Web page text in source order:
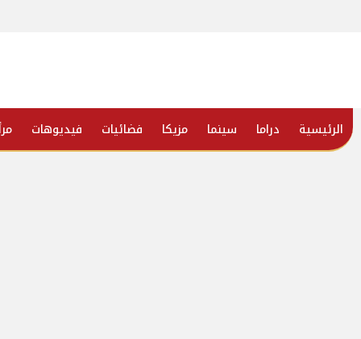
الرئيسية دراما سينما مزيكا فضائيات فيديوهات